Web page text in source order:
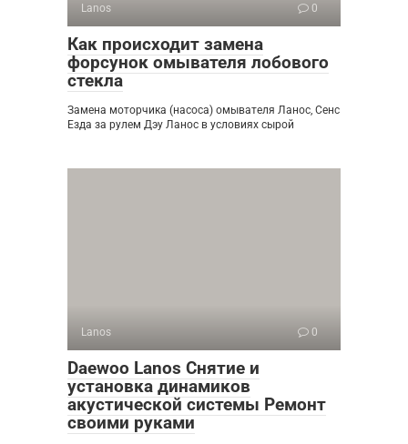
Lanos 0
Как происходит замена
форсунок омывателя лобового
стекла
Замена моторчика (насоса) омывателя Ланос, Сенс
Езда за рулем Дэу Ланос в условиях сырой
Lanos 0
Daewoo Lanos Снятие и
установка динамиков
акустической системы Ремонт
своими руками